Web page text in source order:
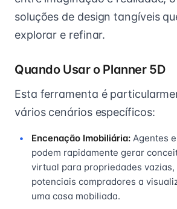
soluções de design tangíveis
explorar e refinar.
Quando Usar o Planner 5D
Esta ferramenta é
vários cenários específicos:
Encenação Imobiliária: Agentes
podem rapidamente gerar
virtual para propriedades vazias,
potenciais compradores a
uma casa mobiliada.